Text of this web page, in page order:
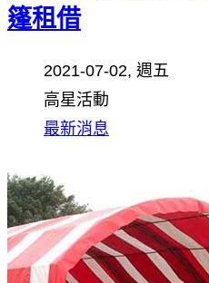
篷租借
2021-07-02, 週五
高星活動
最新消息